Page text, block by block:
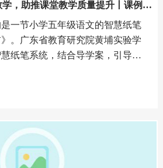
，助推课堂教学质量提升丨课例分
一节小学五年级语文的智慧纸笔
。广东省教育研究院黄埔实验学
纸笔系统，结合导学案，引导学